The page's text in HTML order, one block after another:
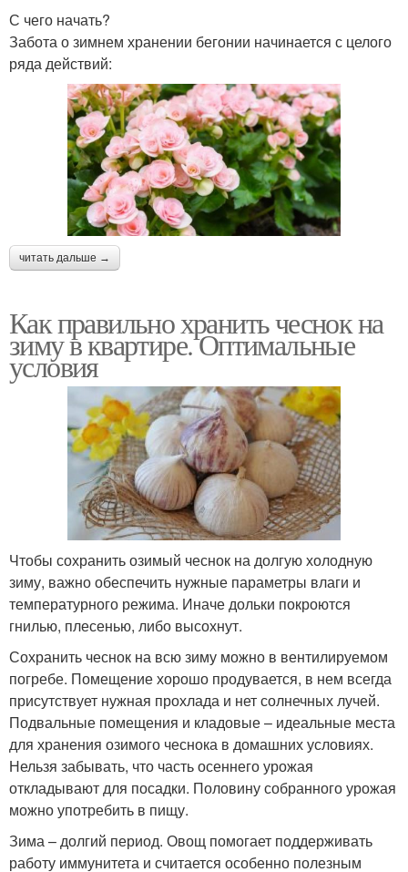
С чего начать?
Забота о зимнем хранении бегонии начинается с целого
ряда действий:
читать дальше →
Как правильно хранить чеснок на
зиму в квартире. Оптимальные
условия
Чтобы сохранить озимый чеснок на долгую холодную
зиму, важно обеспечить нужные параметры влаги и
температурного режима. Иначе дольки покроются
гнилью, плесенью, либо высохнут.
Сохранить чеснок на всю зиму можно в вентилируемом
погребе. Помещение хорошо продувается, в нем всегда
присутствует нужная прохлада и нет солнечных лучей.
Подвальные помещения и кладовые – идеальные места
для хранения озимого чеснока в домашних условиях.
Нельзя забывать, что часть осеннего урожая
откладывают для посадки. Половину собранного урожая
можно употребить в пищу.
Зима – долгий период. Овощ помогает поддерживать
работу иммунитета и считается особенно полезным